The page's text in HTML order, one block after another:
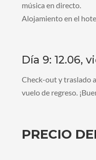
música en directo.
Alojamiento en el
Día 9: 12.06,
Check-out y traslado
vuelo de regreso.
PRECIO